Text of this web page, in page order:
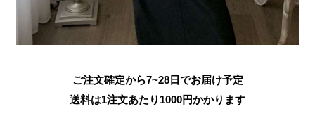
ご注文確定から7~28日でお届け予定
送料は1注文あたり 1000円かかります